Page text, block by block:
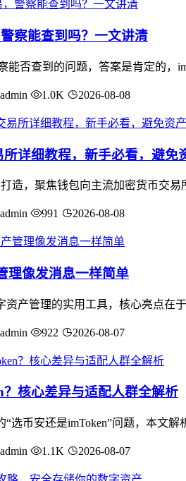
察能查到吗？一文讲清
能否查到的问题，答案是肯定的
1.0K 2026-08-08
详细教程，新手必看，避免
造，聚焦钱包向主流加密货币交
991 2026-08-08
理像发消息一样简单
资产管理的实用工具，核心亮点在
922 2026-08-07
核心差异与适配人群全解析
选币安还是imToken”问题，本文
1.1K 2026-08-07